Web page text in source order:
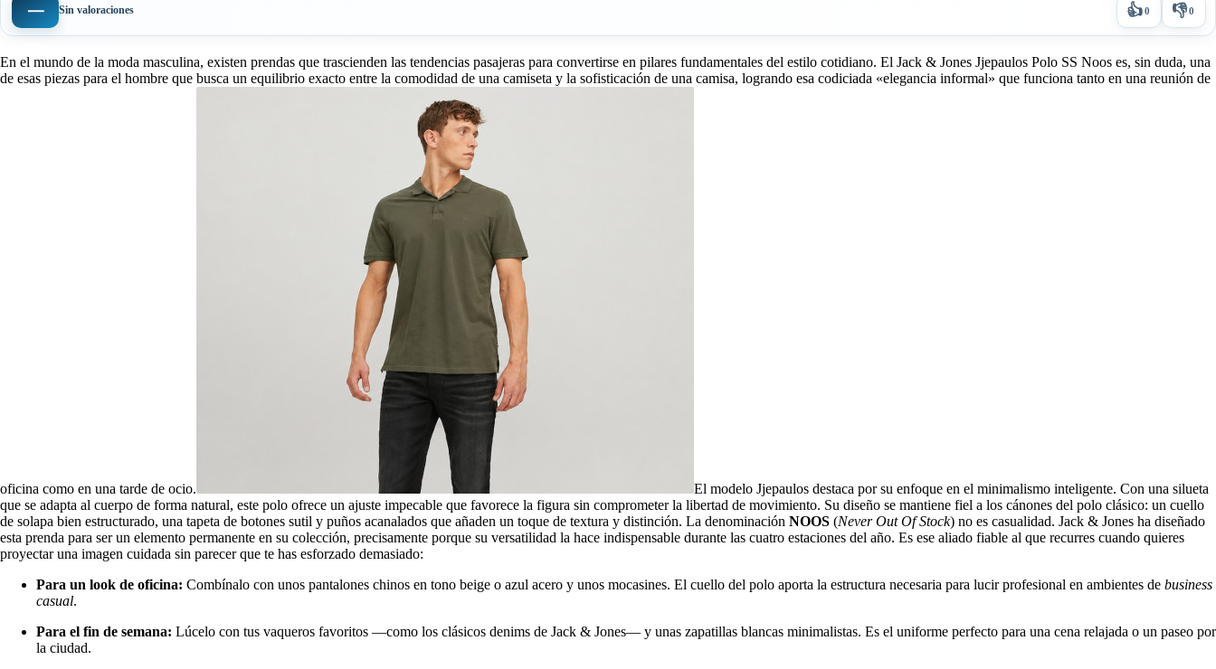
— Sin valoraciones 👍0 👎0
En el mundo de la moda masculina, existen prendas que trascienden las tendencias pasajeras para convertirse en pilares fundamentales del estilo cotidiano. El Jack & Jones Jjepaulos Polo SS Noos es, sin duda, una
de esas piezas para el hombre que busca un equilibrio exacto entre la comodidad de una camiseta y la sofisticación de una camisa, logrando esa codiciada «elegancia informal» que funciona tanto en una reunión de
oficina como en una tarde de ocio.
El modelo Jjepaulos destaca por su enfoque en el minimalismo inteligente. Con una silueta
que se adapta al cuerpo de forma natural, este polo ofrece un ajuste impecable que favorece la figura sin comprometer la libertad de movimiento. Su diseño se mantiene fiel a los cánones del polo clásico: un cuello
de solapa bien estructurado, una tapeta de botones sutil y puños acanalados que añaden un toque de textura y distinción. La denominación NOOS (Never Out Of Stock) no es casualidad. Jack & Jones ha diseñado
esta prenda para ser un elemento permanente en su colección, precisamente porque su versatilidad la hace indispensable durante las cuatro estaciones del año. Es ese aliado fiable al que recurres cuando quieres
proyectar una imagen cuidada sin parecer que te has esforzado demasiado:
Para un look de oficina: Combínalo con unos pantalones chinos en tono beige o azul acero y unos mocasines. El cuello del polo aporta la estructura necesaria para lucir profesional en ambientes de business
casual.
Para el fin de semana: Lúcelo con tus vaqueros favoritos —como los clásicos denims de Jack & Jones— y unas zapatillas blancas minimalistas. Es el uniforme perfecto para una cena relajada o un paseo por
la ciudad.